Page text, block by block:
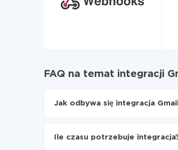
FAQ na temat integracji
Jak odbywa się integracja
Włącz aktualizację
Ile czasu potrzebuje